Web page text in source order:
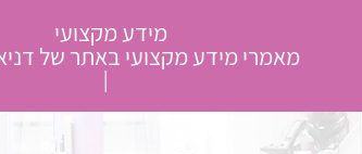
מידע מקצועי
מאמרי מידע מקצועי באתר של